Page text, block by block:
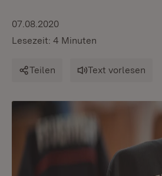
07.08.2020
Lesezeit: 4 Minuten
Teilen Text vorlesen